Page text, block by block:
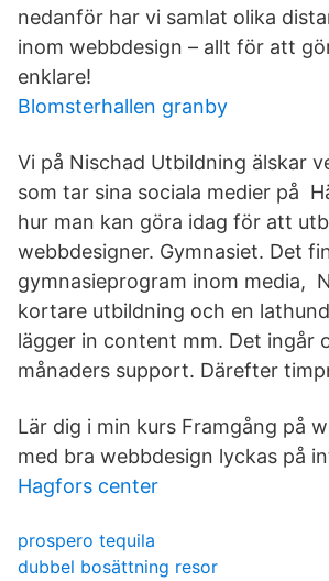
nedanför har vi samlat olika
inom webbdesign – allt för att
enklare!
Blomsterhallen granby
Vi på Nischad Utbildning älskar
som tar sina sociala medier på
hur man kan göra idag för att
webbdesigner. Gymnasiet. Det
gymnasieprogram inom media,
kortare utbildning och en
lägger in content mm. Det ingår
månaders support. Därefter
Lär dig i min kurs Framgång på
med bra webbdesign lyckas på
Hagfors center
prospero tequila
dubbel bosättning resor